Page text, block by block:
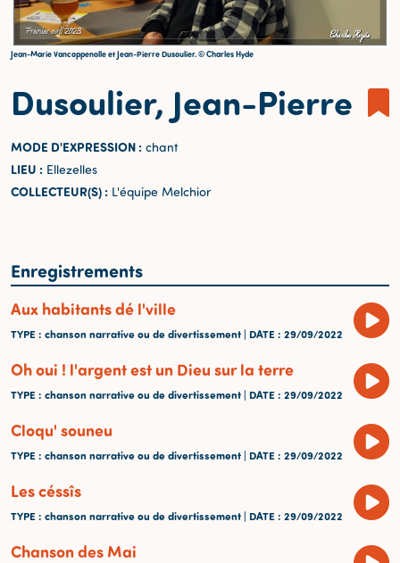
Jean-Marie Vancoppenolle et Jean-Pierre Dusoulier. © Charles Hyde
Dusoulier, Jean-Pierre
MODE D'EXPRESSION : chant
LIEU : Ellezelles
COLLECTEUR(S) : L'équipe Melchior
Enregistrements
Aux habitants dé l'ville
TYPE : chanson narrative ou de divertissement | DATE : 29/09/2022
Oh oui ! l'argent est un Dieu sur la terre
TYPE : chanson narrative ou de divertissement | DATE : 29/09/2022
Cloqu' souneu
TYPE : chanson narrative ou de divertissement | DATE : 29/09/2022
Les céssîs
TYPE : chanson narrative ou de divertissement | DATE : 29/09/2022
Chanson des Mai